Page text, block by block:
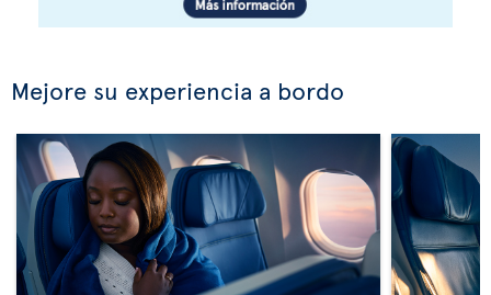
Mejore su experiencia a bordo